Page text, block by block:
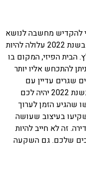
להקדיש מחשבה לנושא
ולבדוק מה זה בית עבורכם. הנטייה שלכם בשנת 2022 עלולה להיות
הבית הפיזי, המקום בו
להתכחש אליו יותר
שגרים עדיין עם
ההורים או כאלה שגרים במסגרות שונות. בשנת 2022 יהיה לכם
שהגיע הזמן לערוך
בעיצוב שעושה
זה לא חייב להיות
שלכם. גם השקעה